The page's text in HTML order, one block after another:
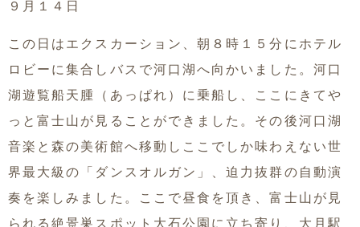
９月１４日
この日はエクスカーション、朝８時１５分にホテル
ロビーに集合しバスで河口湖へ向かいました。河口
湖遊覧船天腫（あっぱれ）に乗船し、ここにきてや
っと富士山が見ることができました。その後河口湖
音楽と森の美術館へ移動しここでしか味わえない世
界最大級の「ダンスオルガン」、迫力抜群の自動演
奏を楽しみました。ここで昼食を頂き、富士山が見
られる絶景巣スポット大石公園に立ち寄り、大月駅